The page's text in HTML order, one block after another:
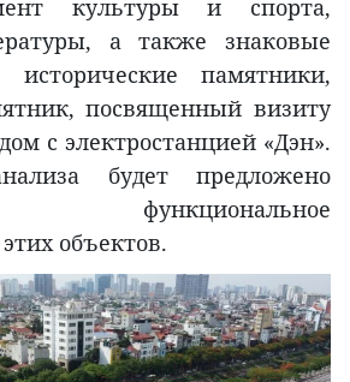
культуры и спорта,
а также знаковые
памятники,
посвященный визиту
с электростанцией «Дэн».
будет предложено
функциональное
объектов.